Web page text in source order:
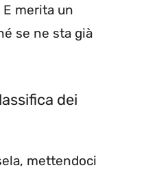
E merita un
se ne sta già
dei
mettendoci